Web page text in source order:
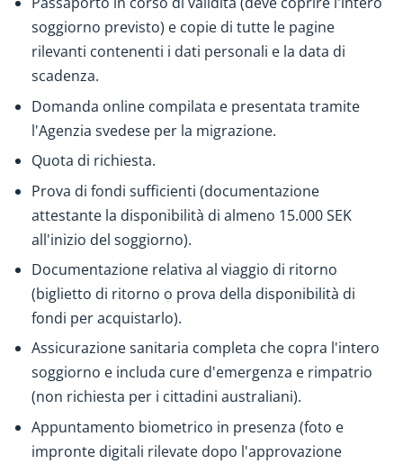
soggiorno previsto) e copie di tutte le pagine
rilevanti contenenti i dati personali e la data di
scadenza.
Domanda online compilata e presentata tramite
l'Agenzia svedese per la migrazione.
Quota di richiesta.
Prova di fondi sufficienti (documentazione
attestante la disponibilità di almeno 15.000 SEK
all'inizio del soggiorno).
Documentazione relativa al viaggio di ritorno
(biglietto di ritorno o prova della disponibilità di
fondi per acquistarlo).
Assicurazione sanitaria completa che copra l'intero
soggiorno e includa cure d'emergenza e rimpatrio
(non richiesta per i cittadini australiani).
Appuntamento biometrico in presenza (foto e
impronte digitali rilevate dopo l'approvazione